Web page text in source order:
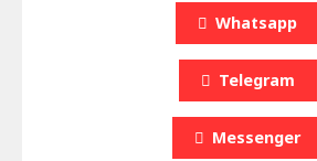
Whatsapp
Telegram
Messenger